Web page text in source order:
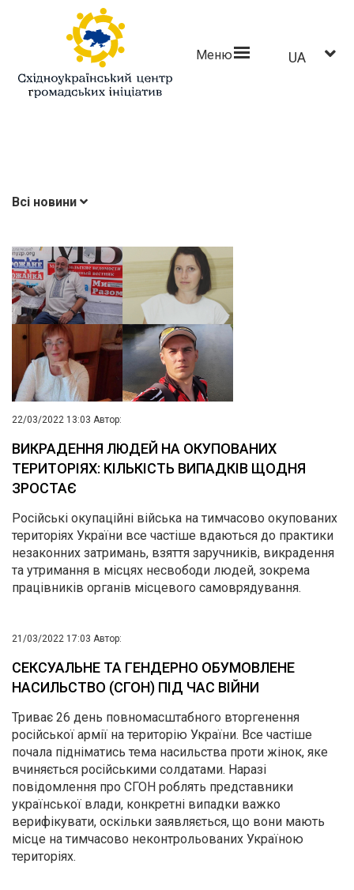
Меню UA
Всі новини
22/03/2022 13:03 Автор:
ВИКРАДЕННЯ ЛЮДЕЙ НА ОКУПОВАНИХ
ТЕРИТОРІЯХ: КІЛЬКІСТЬ ВИПАДКІВ ЩОДНЯ
ЗРОСТАЄ
Російські окупаційні війська на тимчасово окупованих
територіях України все частіше вдаються до практики
незаконних затримань, взяття заручників, викрадення
та утримання в місцях несвободи людей, зокрема
працівників органів місцевого самоврядування.
21/03/2022 17:03 Автор:
СЕКСУАЛЬНЕ ТА ГЕНДЕРНО ОБУМОВЛЕНЕ
НАСИЛЬСТВО (СГОН) ПІД ЧАС ВІЙНИ
Триває 26 день повномасштабного вторгенення
російської армії на територію України. Все частіше
почала підніматись тема насильства проти жінок, яке
вчиняється російськими солдатами. Наразі
повідомлення про СГОН роблять представники
української влади, конкретні випадки важко
верифікувати, оскільки заявляється, що вони мають
місце на тимчасово неконтрольованих Україною
територіях.